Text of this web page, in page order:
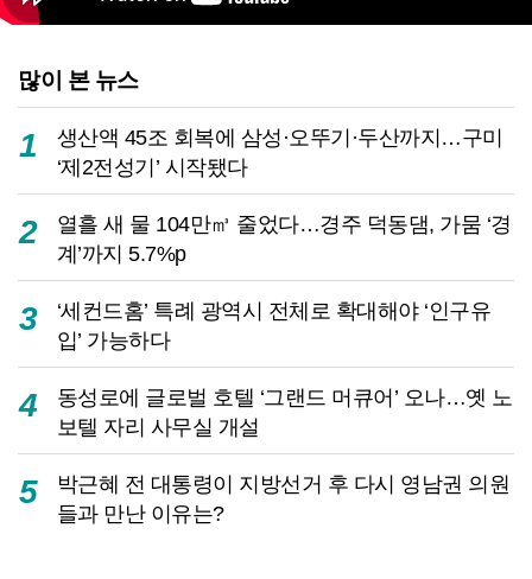
많이 본 뉴스
1
생산액 45조 회복에 삼성·오뚜기·두산까지…구미
‘제2전성기’ 시작됐다
2
열흘 새 물 104만㎥ 줄었다…경주 덕동댐, 가뭄 ‘경
계’까지 5.7%p
3
‘세컨드홈’ 특례 광역시 전체로 확대해야 ‘인구유
입’ 가능하다
4
동성로에 글로벌 호텔 ‘그랜드 머큐어’ 오나…옛 노
보텔 자리 사무실 개설
5
박근혜 전 대통령이 지방선거 후 다시 영남권 의원
들과 만난 이유는?